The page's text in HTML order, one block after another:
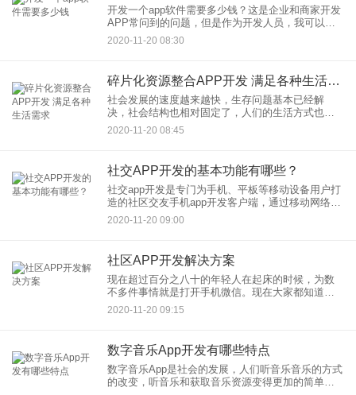
开发一个app软件需要多少钱？这是企业和商家开发
APP常问到的问题，但是作为开发人员，我可以告
诉大家，app开发并没有一个明确的价格。在搞清楚
一般开发app多少钱之前，不如先来了解一下影响
2020-11-20 08:30
碎片化资源整合APP开发 满足各种生活需求
社会发展的速度越来越快，生存问题基本已经解
决，社会结构也相对固定了，人们的生活方式也在
不断变化。碎片整合现在已经变得越来越重要，让
碎片的内容也放在一起，创造一个更加公平合理的
2020-11-20 08:45
社交APP开发的基本功能有哪些？
社交app开发是专门为手机、平板等移动设备用户打
造的社区交友手机app开发客户端，通过移动网络来
实现的社交应用功能，为用户打造集聊天、加好
友、查看附近的人等功能为一体的开发解决方案，
2020-11-20 09:00
社区APP开发解决方案
现在超过百分之八十的年轻人在起床的时候，为数
不多件事情就是打开手机微信。现在大家都知道微
信这款社区应用软件已经深入我们生活当中。随着
智能手机的快速发展，社区APP是人们关心的手机
2020-11-20 09:15
数字音乐App开发有哪些特点
数字音乐App是社会的发展，人们听音乐音乐的方式
的改变，听音乐和获取音乐资源变得更加的简单和